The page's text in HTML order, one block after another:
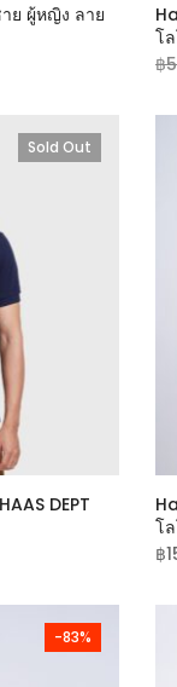
ย ผู้หญิง ลาย
โ
฿
Sold Out
DEPT
โ
฿
-83%
Address